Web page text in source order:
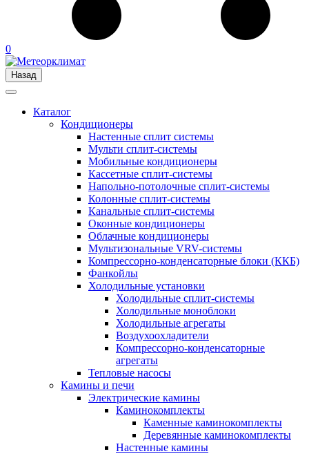
0
Назад
Каталог
Кондиционеры
Настенные сплит системы
Мульти сплит-системы
Мобильные кондиционеры
Кассетные сплит-системы
Напольно-потолочные сплит-системы
Колонные сплит-системы
Канальные сплит-системы
Оконные кондиционеры
Облачные кондиционеры
Мультизональные VRV-системы
Компрессорно-конденсаторные блоки (ККБ)
Фанкойлы
Холодильные установки
Холодильные сплит-системы
Холодильные моноблоки
Холодильные агрегаты
Воздухоохладители
Компрессорно-конденсаторные
агрегаты
Тепловые насосы
Камины и печи
Электрические камины
Каминокомплекты
Каменные каминокомплекты
Деревянные каминокомплекты
Настенные камины